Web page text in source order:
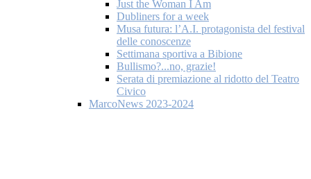
Just the Woman I Am
Dubliners for a week
Musa futura: l’A.I. protagonista del festival
delle conoscenze
Settimana sportiva a Bibione
Bullismo?...no, grazie!
Serata di premiazione al ridotto del Teatro
Civico
MarcoNews 2023-2024